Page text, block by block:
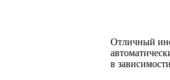
Отличный
в